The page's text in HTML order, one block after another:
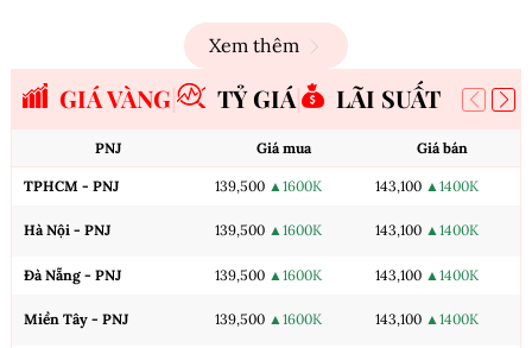
Xem thêm
GIÁ VÀNG TỶ GIÁ LÃI SUẤT
PNJ Giá mua Giá bán
TPHCM - PNJ 139,500 ▲1600K 143,100 ▲1400K
Hà Nội - PNJ 139,500 ▲1600K 143,100 ▲1400K
Đà Nẵng - PNJ 139,500 ▲1600K 143,100 ▲1400K
Miền Tây - PNJ 139,500 ▲1600K 143,100 ▲1400K